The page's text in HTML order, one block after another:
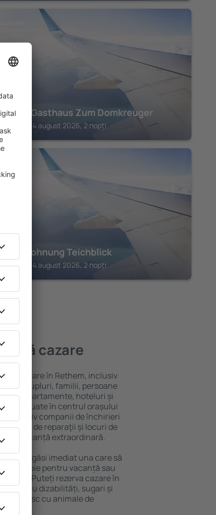
& Gasthaus Zum Domkreuger
14 august 2026, 2 nopți
Ferienwohnung Teichblick
14 august 2026, 2 nopți
cazare
de cazare în Rethem, inclusiv
cupluri, familii, persoane
în apartamente, hoteluri și
sunt situate în centrul orașului
inclusiv companii de închirieri
centre de reparaţii și locuri de
o vacanță extraordinară.
veţi găsi imediat una care să
nevoie pentru vacanță sau
Puteți rezerva cazare în
cu dizabilități, sugari și
cu animale de